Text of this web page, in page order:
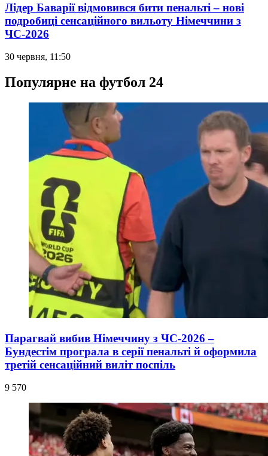
Лідер Баварії відмовився бити пенальті – нові
подробиці сенсаційного вильоту Німеччини з
ЧС-2026
30 червня, 11:50
Популярне на футбол 24
Парагвай вибив Німеччину з ЧС-2026 –
Бундестім програла в серії пенальті й оформила
третій сенсаційний виліт поспіль
9 570